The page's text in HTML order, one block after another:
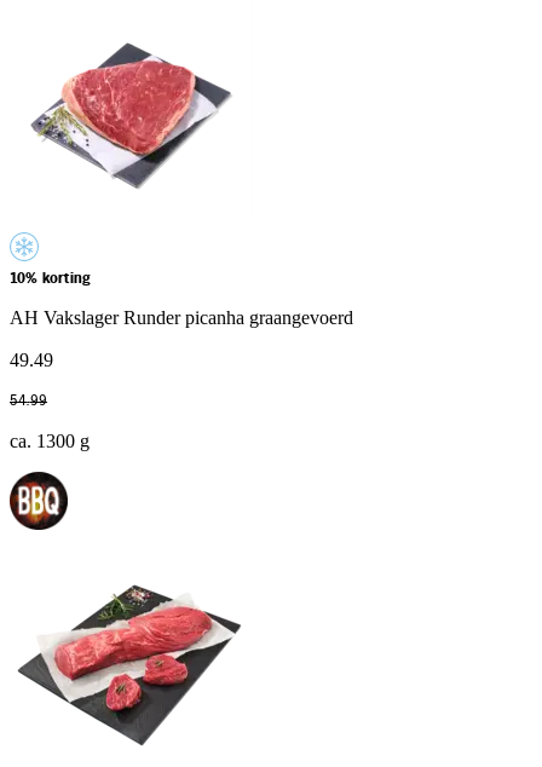
10% korting
AH Vakslager Runder picanha graangevoerd
49.49
54.99
ca. 1300 g